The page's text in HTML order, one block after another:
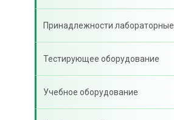
Принадлежности лабораторные
Тестирующее оборудование
Учебное оборудование